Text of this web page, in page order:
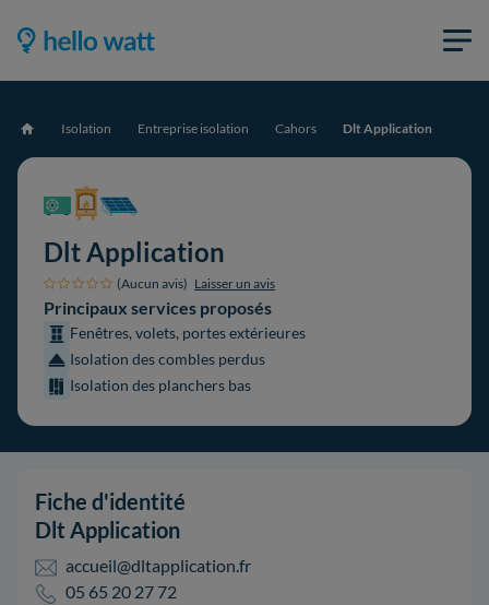
Accueil Isolation Entreprise isolation Cahors Dlt Application
Dlt Application
(Aucun avis) Laisser un avis
Principaux services proposés
Fenêtres, volets, portes extérieures
Isolation des combles perdus
Isolation des planchers bas
Fiche d'identité
Dlt Application
accueil@dltapplication.fr
05 65 20 27 72